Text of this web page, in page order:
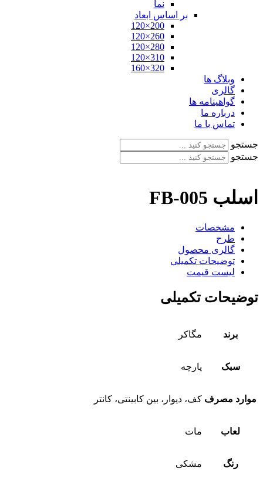
نما
بر اساس ابعاد
200×120
260×120
280×120
310×120
320×160
وبلاگ ها
گالری
گواهینامه ها
درباره ما
تماس با ما
جستجو
جستجو
اسلب FB-005
مشخصات
طرح
گالری محصول
توضیحات تکمیلی
لیست قیمت
توضیحات تکمیلی
برند مگاکر
سبک پارچه
موارد مصرف کف، دیوار، بین کابینتی، کانتر
لعاب مات
رنگ مشکی